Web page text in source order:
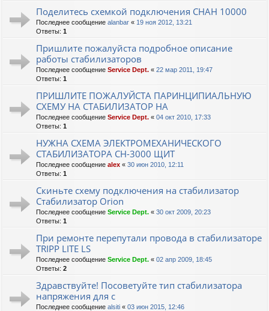
Поделитесь схемкой подключения СНАН 10000
Последнее сообщение alanbar « 19 ноя 2012, 13:21
Ответы: 1
Пришлите пожалуйста подробное описание
работы стабилизаторов
Последнее сообщение Service Dept. « 22 мар 2011, 19:47
Ответы: 1
ПРИШЛИТЕ ПОЖАЛУЙСТА ПАРИНЦИПИАЛЬНУЮ
СХЕМУ НА СТАБИЛИЗАТОР НА
Последнее сообщение Service Dept. « 04 окт 2010, 17:33
Ответы: 1
НУЖНА СХЕМА ЭЛЕКТРОМЕХАНИЧЕСКОГО
СТАБИЛИЗАТОРА СН-3000 ЩИТ
Последнее сообщение alex « 30 июн 2010, 12:11
Ответы: 1
Скиньте схему подключения на стабилизатор
Стабилизатор Orion
Последнее сообщение Service Dept. « 30 окт 2009, 20:23
Ответы: 1
При ремонте перепутали провода в стабилизаторе
TRIPP LITE LS
Последнее сообщение Service Dept. « 02 апр 2009, 18:45
Ответы: 2
Здравствуйте! Посоветуйте тип стабилизатора
напряжения для с
Последнее сообщение alsiti « 03 июн 2015, 12:46